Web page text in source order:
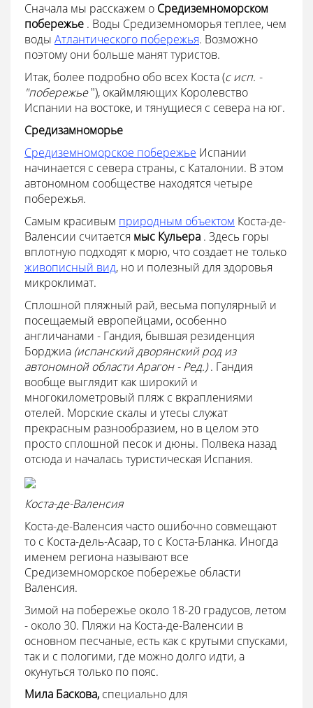
Сначала мы расскажем о Средиземноморском
побережье . Воды Средиземноморья теплее, чем
воды Атлантического побережья. Возможно
поэтому они больше манят туристов.
Итак, более подробно обо всех Коста (с исп. -
"побережье"), окаймляющих Королевство
Испании на востоке, и тянущиеся с севера на юг.
Средизамноморье
Средиземноморское побережье Испании
начинается с севера страны, с Каталонии. В этом
автономном сообществе находятся четыре
побережья.
Самым красивым природным объектом Коста-де-
Валенсии считается мыс Кульера . Здесь горы
вплотную подходят к морю, что создает не только
живописный вид, но и полезный для здоровья
микроклимат.
Сплошной пляжный рай, весьма популярный и
посещаемый европейцами, особенно
англичанами - Гандия, бывшая резиденция
Борджиа (испанский дворянский род из
автономной области Арагон - Ред.). Гандия
вообще выглядит как широкий и
многокилометровый пляж с вкраплениями
отелей. Морские скалы и утесы служат
прекрасным разнообразием, но в целом это
просто сплошной песок и дюны. Полвека назад
отсюда и началась туристическая Испания.
Коста-де-Валенсия
Коста-де-Валенсия часто ошибочно совмещают
то с Коста-дель-Асаар, то с Коста-Бланка. Иногда
именем региона называют все
Средиземноморское побережье области
Валенсия.
Зимой на побережье около 18-20 градусов, летом
- около 30. Пляжи на Коста-де-Валенсии в
основном песчаные, есть как с крутыми спусками,
так и с пологими, где можно долго идти, а
окунуться только по пояс.
Мила Баскова, специально для